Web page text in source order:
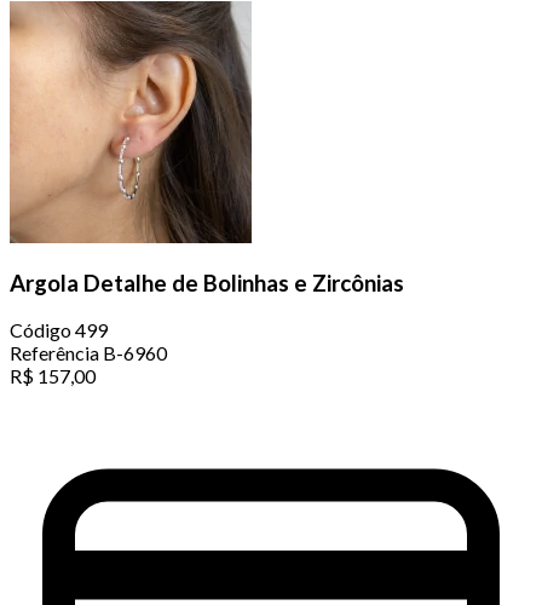
Argola Detalhe de Bolinhas e Zircônias
Código499
Referência B-6960
R$ 157,00